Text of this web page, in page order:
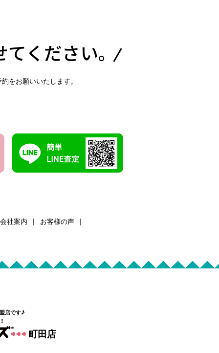
てください。
をお願いいたします。
会社案内
お客様の声
店です♪
町田店